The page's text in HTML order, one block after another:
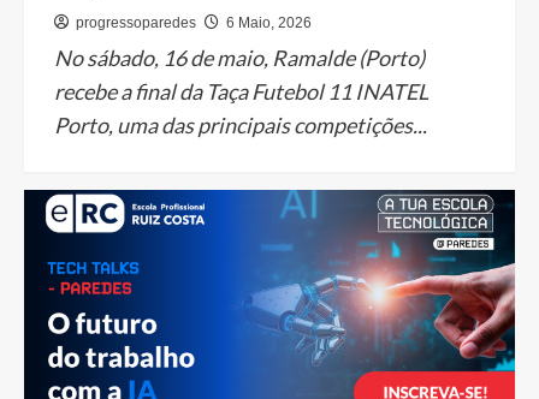
progressoparedes 6 Maio, 2026
No sábado, 16 de maio, Ramalde (Porto)
recebe a final da Taça Futebol 11 INATEL
Porto, uma das principais competições...